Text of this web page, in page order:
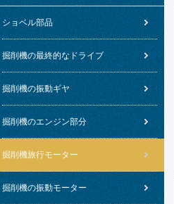
ショベル部品
掘削機の最終的なドライブ
掘削機の振動ギヤ
掘削機のエンジン部分
掘削機旅行モーター
掘削機の振動モーター